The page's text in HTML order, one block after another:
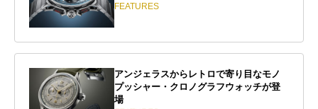
FEATURES
アンジェラスからレトロで寄り目なモノ
プッシャー・クロノグラフウォッチが登
場